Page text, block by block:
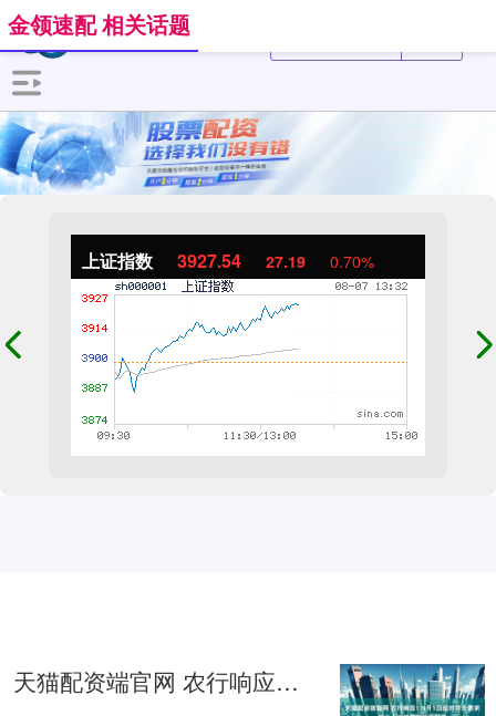
上证指数 3927.54 27.19 0.70%
金领速配 相关话题
天猫配资端官网 农行响应！9月1日起对符合要求的个人消费贷款实施贴息